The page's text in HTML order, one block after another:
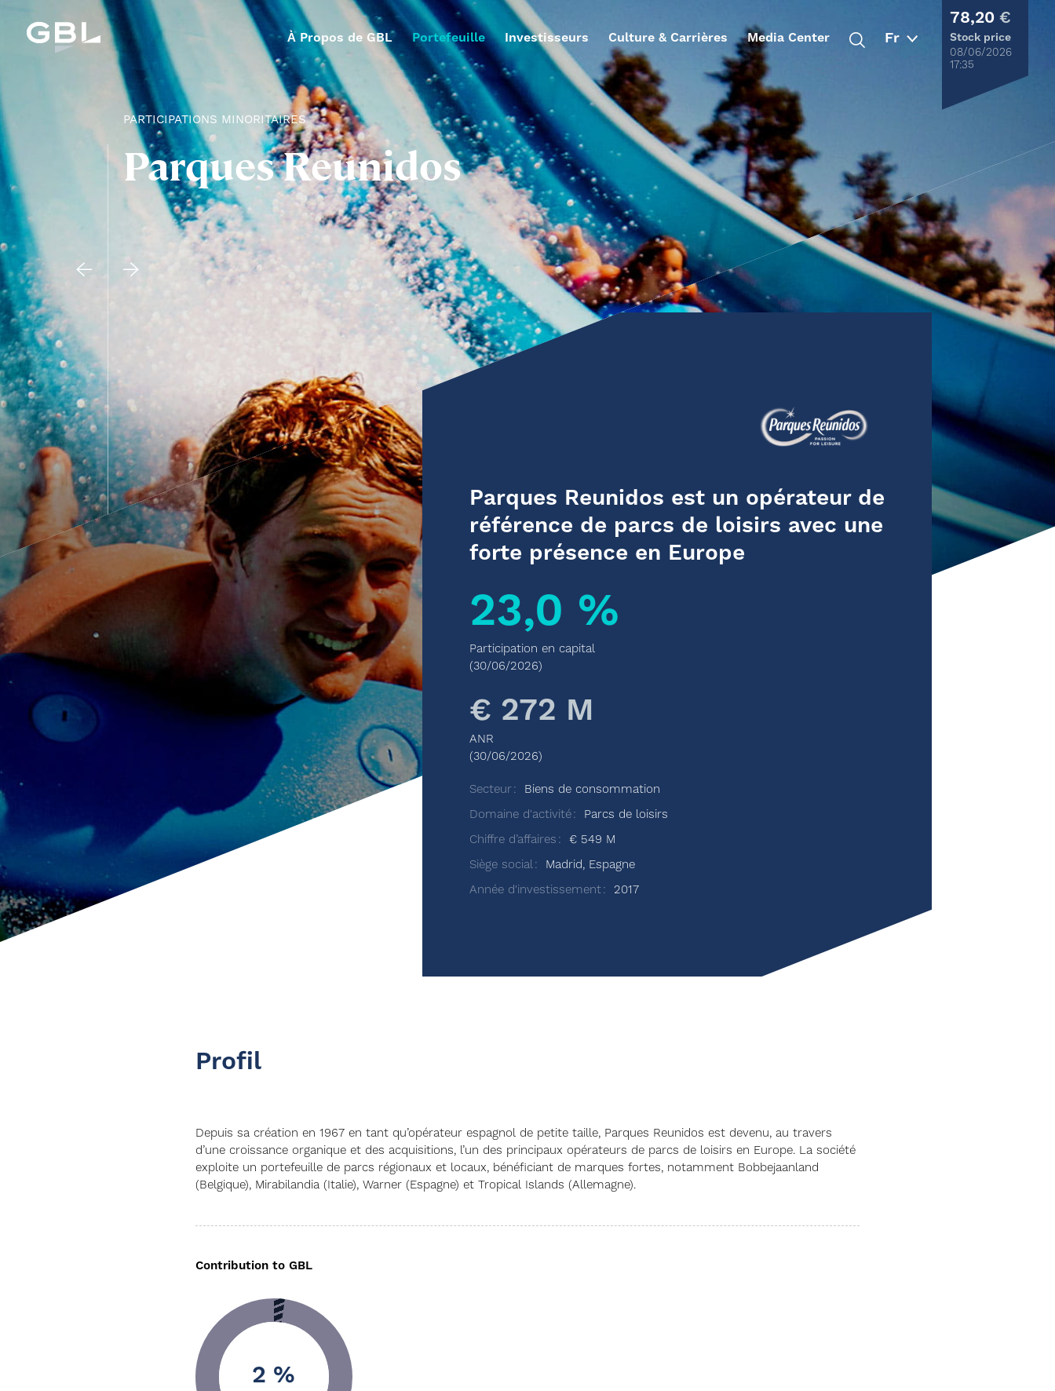
À Propos de GBL Portefeuille Investisseurs Culture & Carrières Media Center
78,20€
Stock price
08/06/2026
17:35
PARTICIPATIONS MINORITAIRES
Parques Reunidos
Parques Reunidos est un opérateur de
référence de parcs de loisirs avec une
forte présence en Europe
Participation en capital
(30/06/2026)
23,0 %
ANR
(30/06/2026)
€ 272 M
Secteur
Biens de consommation
Domaine d'activité
Parcs de loisirs
Chiffre d’affaires
€ 549 M
Siège social
Madrid, Espagne
Année d'investissement
2017
Profil
Depuis sa création en 1967 en tant qu’opérateur espagnol de petite taille, Parques Reunidos est devenu, au travers
d’une croissance organique et des acquisitions, l’un des principaux opérateurs de parcs de loisirs en Europe. La société
exploite un portefeuille de parcs régionaux et locaux, bénéficiant de marques fortes, notamment Bobbejaanland
(Belgique), Mirabilandia (Italie), Warner (Espagne) et Tropical Islands (Allemagne).
Contribution to GBL
2 %